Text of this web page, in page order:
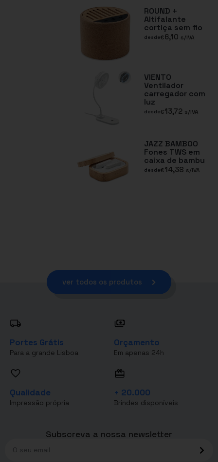
ROUND +
Altifalante
cortiça sem fio
desde€6,10 s/IVA
VIENTO
Ventilador
carregador com
luz
desde€13,72 s/IVA
JAZZ BAMBOO
Fones TWS em
caixa de bambu
desde€14,38 s/IVA
ver todos os produtos
Portes Grátis
Para a grande Lisboa
Orçamento
Em apenas 24h
Qualidade
Impressão própria
+ 20.000
Brindes disponíveis
Subscreva a nossa newsletter